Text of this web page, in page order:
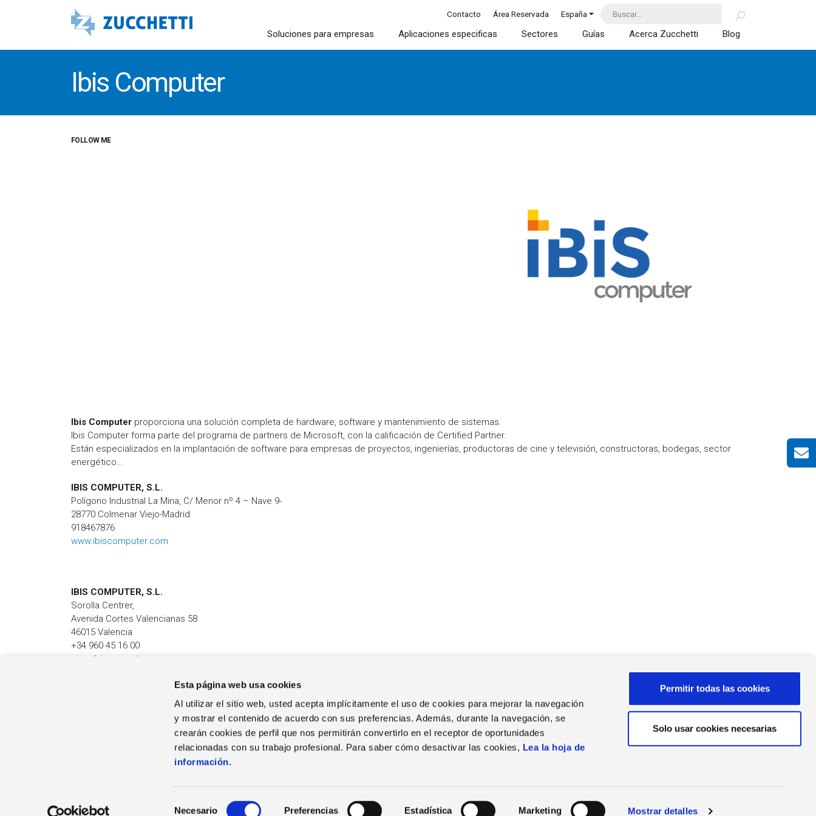
Esta página web usa cookies
Al utilizar el sitio web, usted acepta implícitamente el uso de cookies para mejorar la navegación
y mostrar el contenido de acuerdo con sus preferencias. Además, durante la navegación, se
crearán cookies de perfil que nos permitirán convertirlo en el receptor de oportunidades
relacionadas con su trabajo profesional. Para saber cómo desactivar las cookies, Lea la hoja de
información.
Necesario Preferencias Estadística Marketing Mostrar detalles
Permitir todas las cookies
Solo usar cookies necesarias
Contacto Área Reservada España
Soluciones para empresas Aplicaciones especificas Sectores Guías Acerca Zucchetti Blog
Ibis Computer
FOLLOW ME
Ibis Computer proporciona una solución completa de hardware, software y mantenimiento de sistemas.
Ibis Computer forma parte del programa de partners de Microsoft, con la calificación de Certified Partner.
Están especializados en la implantación de software para empresas de proyectos, ingenierías, productoras de cine y televisión, constructoras, bodegas, sector
energético…
IBIS COMPUTER, S.L.
Polígono Industrial La Mina, C/ Menor nº 4 – Nave 9-
28770 Colmenar Viejo-Madrid
918467876
www.ibiscomputer.com
IBIS COMPUTER, S.L.
Sorolla Centrer,
Avenida Cortes Valencianas 58
46015 Valencia
+34 960 45 16 00
www.ibiscomputer.com
Contacto
Descargas
TRABAJA EN ZUCCHETTI
Vacantes
EVENTOS
Nuestro calendario
Webinars
NOTAS DE PRENSA
Notas de Prensa